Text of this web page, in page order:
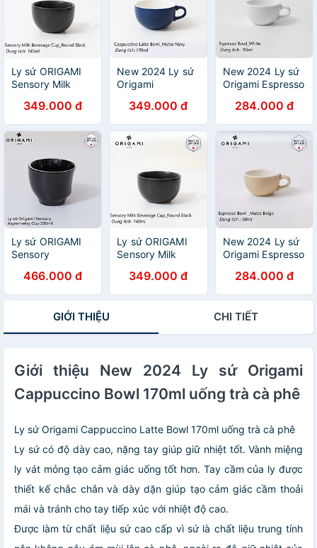
Ly sứ ORIGAMI
Sensory Milk
140ml không
quai
349.000 đ
New 2024 Ly sứ
Origami
170ml uống trà
cà phê
349.000 đ
New 2024 Ly sứ
Origami Espresso
trà cà phê
284.000 đ
Ly sứ ORIGAMI
Sensory
220ml
466.000 đ
Ly sứ ORIGAMI
Sensory Milk
140ml không
quai
349.000 đ
New 2024 Ly sứ
Origami Espresso
trà cà phê
284.000 đ
GIỚI THIỆU CHI TIẾT
Giới thiệu New 2024 Ly sứ Origami
Cappuccino Bowl 170ml uống trà cà phê
Ly sứ Origami Cappuccino Latte Bowl 170ml uống trà cà phê
Ly sứ có độ dày cao, nặng tay giúp giữ nhiệt tốt. Vành miệng
ly vát mỏng tạo cảm giác uống tốt hơn. Tay cầm của ly được
thiết kế chắc chắn và dày dặn giúp tạo cảm giác cầm thoải
mái và tránh cho tay tiếp xúc với nhiệt độ cao.
Được làm từ chất liệu sứ cao cấp vì sứ là chất liệu trung tính